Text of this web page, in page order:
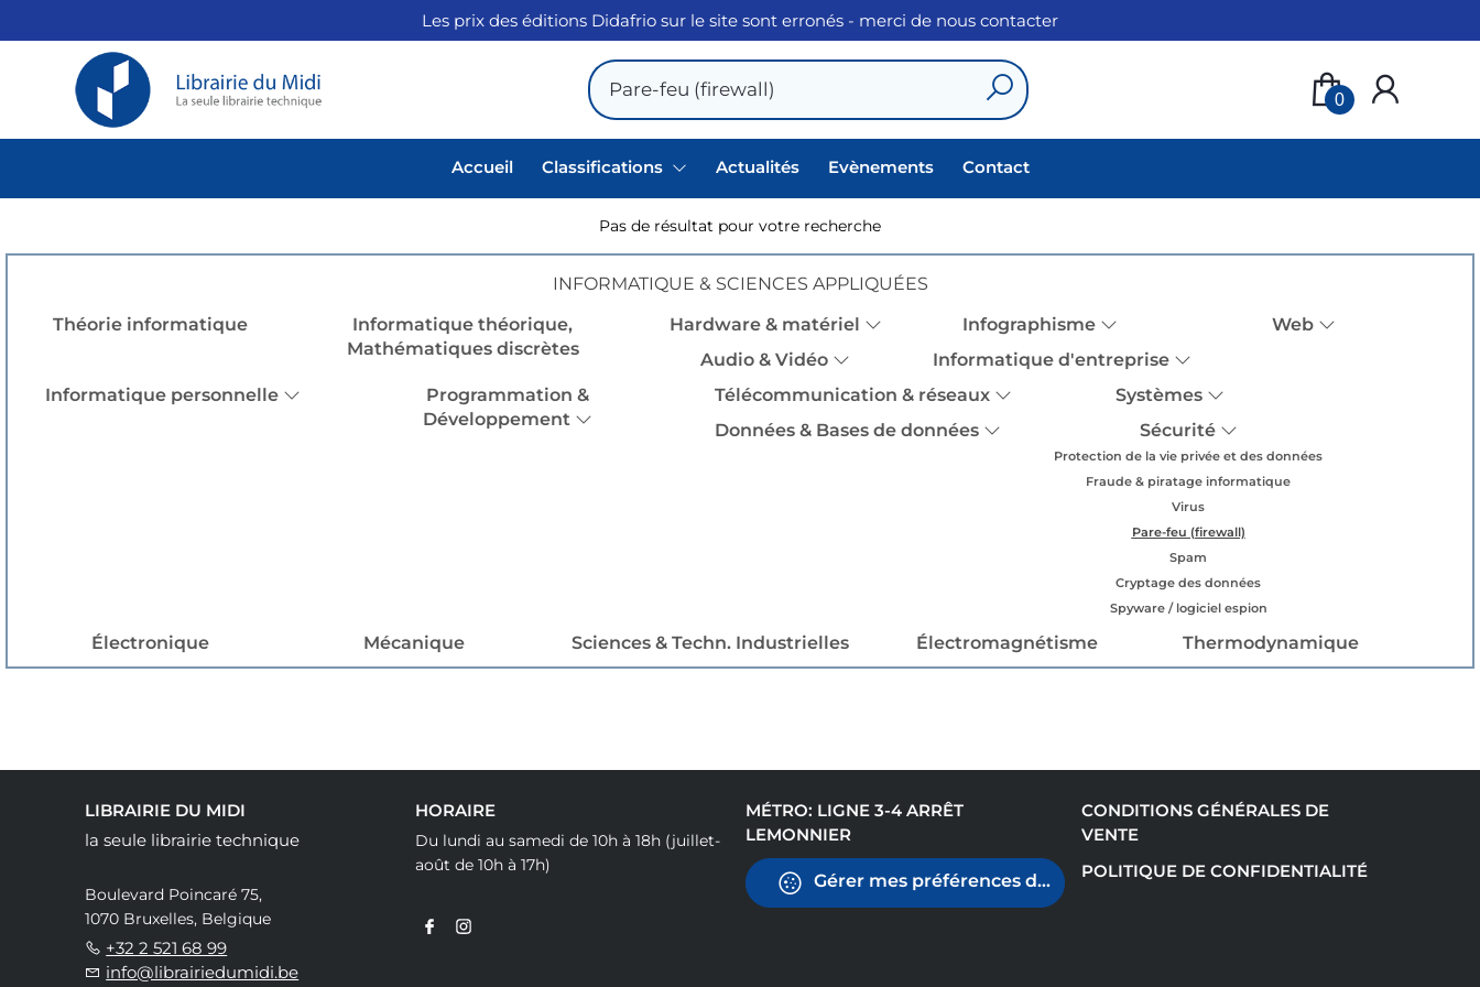
Les prix des éditions Didafrio sur le site sont erronés - merci de nous contacter
0
Accueil Classifications Actualités Evènements Contact
Pas de résultat pour votre recherche
INFORMATIQUE & SCIENCES APPLIQUÉES
Théorie informatique
Informatique théorique,
Mathématiques discrètes
Hardware & matériel Infographisme
Web
Audio & Vidéo
Informatique d'entreprise
Informatique personnelle
Programmation &
Développement
Télécommunication & réseaux
Systèmes
Données & Bases de données
Sécurité
Protection de la vie privée et des données
Fraude & piratage informatique
Virus
Pare-feu (firewall)
Spam
Cryptage des données
Spyware / logiciel espion
Électronique Mécanique Sciences & Techn. Industrielles Électromagnétisme Thermodynamique
LIBRAIRIE DU MIDI
la seule librairie technique
Boulevard Poincaré 75,
1070 Bruxelles, Belgique
+32 2 521 68 99
info@librairiedumidi.be
HORAIRE
Du lundi au samedi de 10h à 18h (juillet-
août de 10h à 17h)
MÉTRO: LIGNE 3-4 ARRÊT
LEMONNIER
Gérer mes préférences de cookies
CONDITIONS GÉNÉRALES DE
VENTE
POLITIQUE DE CONFIDENTIALITÉ